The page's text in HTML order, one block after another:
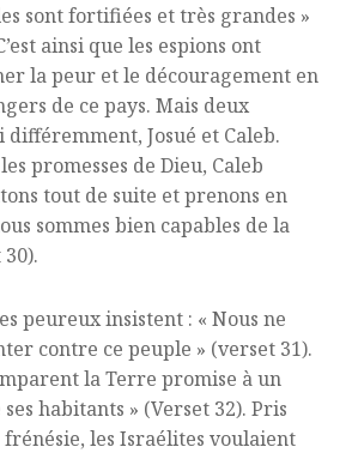
sont fortifiées et très grandes »
ainsi que les espions ont
la peur et le découragement en
de ce pays. Mais deux
différemment, Josué et Caleb.
promesses de Dieu, Caleb
tout de suite et prenons en
sommes bien capables de la
peureux insistent : « Nous ne
contre ce peuple » (verset 31).
la Terre promise à un
habitants » (Verset 32). Pris
frénésie, les Israélites voulaient